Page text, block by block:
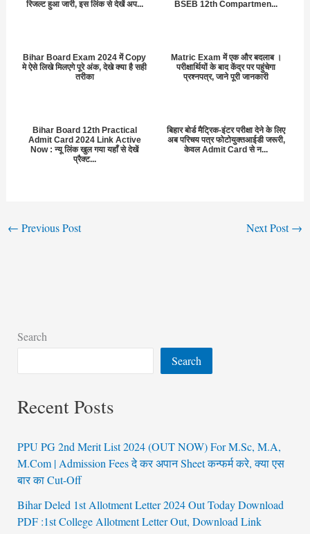
रिजल्ट हुआ जारी, इस लिंक से देखें अप...
BSEB 12th Compartmen...
Bihar Board Exam 2024 में Copy
मे ऐसे लिखे मिलएगे पूरे अंक, देखे क्या है सही
तरीका
Matric Exam में एक और बदलाब ।
परीक्षार्थियों के बाद केंद्र पर पहुंचेगा
प्रश्नपत्र, जाने पूरी जानकारी
Bihar Board 12th Practical
Admit Card 2024 Link Active
Now : न्यू लिंक खुल गया यहाँ से देखें
प्रैक्ट...
बिहार बोर्ड मैट्रिक-इंटर परीक्षा देने के लिए
अब परिचय पत्र फोटोयुक्तआईडी जरूरी,
केवल Admit Card से न...
← Previous Post Next Post→
Search
Search
Recent Posts
PPU PG 2nd Merit List 2024 (OUT NOW) For M.Sc, M.A,
M.Com | Admission Fees दे कर अपान Sheet कन्फर्म करे, क्या एस
बार का Cut-Off
Bihar Deled 1st Allotment Letter 2024 Out Today Download
PDF :1st College Allotment Letter Out, Download Link